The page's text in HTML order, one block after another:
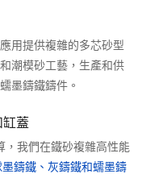
用提供複雜的多芯砂型
潮模砂工藝，生產和供
墨鑄鐵鑄件。
缸蓋
，我們在鐵砂複雜高性能
墨鑄鐵、灰鑄鐵和蠕墨鑄